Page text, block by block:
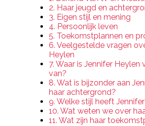
2. Haar jeugd en
3. Eigen stijl en mening
4. Persoonlijk leven
5. Toekomstplannen en
6. Veelgestelde vragen
Heylen
7. Waar is Jennifer Heylen
van?
8. Wat is bijzonder aan
haar achtergrond?
9. Welke stijl heeft
10. Wat weten we over
11. Wat zijn haar